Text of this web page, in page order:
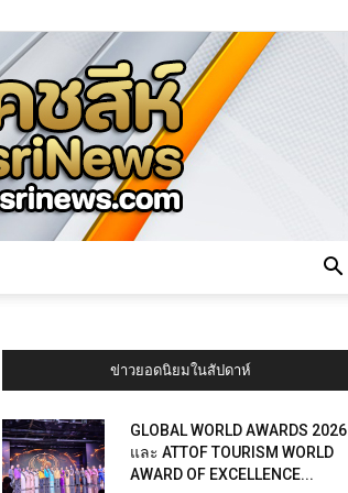
ข่าวยอดนิยมในสัปดาห์
GLOBAL WORLD AWARDS 2026
และ ATTOF TOURISM WORLD
AWARD OF EXCELLENCE...